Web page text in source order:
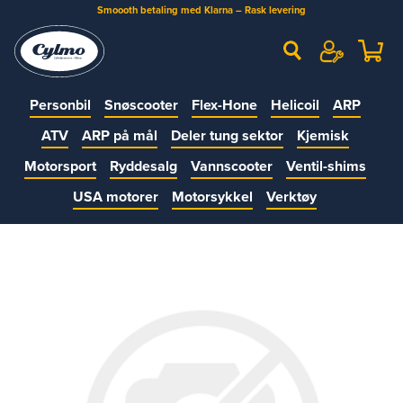
Smoooth betaling med Klarna – Rask levering
Personbil Snøscooter Flex-Hone Helicoil
ARP
ATV
ARP på mål Deler tung sektor
Kjemisk
Motorsport
Ryddesalg Vannscooter
Ventil-shims
USA motorer
Motorsykkel Verktøy